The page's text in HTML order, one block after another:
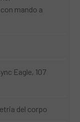
mando a
Eagle, 107
del corpo